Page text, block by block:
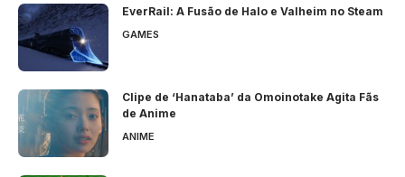
EverRail: A Fusão de Halo e Valheim no Steam
GAMES
Clipe de ‘Hanataba’ da Omoinotake Agita Fãs
de Anime
ANIME